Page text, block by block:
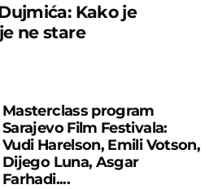
Kako je
ne stare
Masterclass program
Sarajevo Film Festivala:
Vudi Harelson, Emili Votson,
Dijego Luna, Asgar
Farhadi....